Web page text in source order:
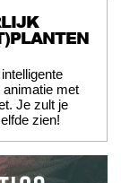
met
Je zult je
zien!